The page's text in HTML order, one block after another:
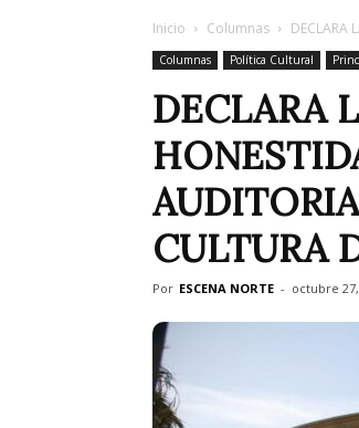
Inicio Columnas DECLARA
Columnas Política Cultural
DECLARA
CULTURA
Por ESCENA NORTE - octubre